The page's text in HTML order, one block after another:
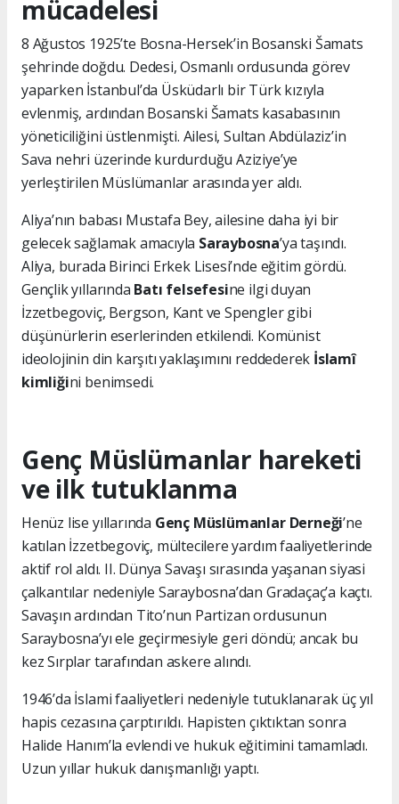
mücadelesi
8 Ağustos 1925’te Bosna-Hersek’in Bosanski Šamats
şehrinde doğdu. Dedesi, Osmanlı ordusunda görev
yaparken İstanbul’da Üsküdarlı bir Türk kızıyla
evlenmiş, ardından Bosanski Šamats kasabasının
yöneticiliğini üstlenmişti. Ailesi, Sultan Abdülaziz’in
Sava nehri üzerinde kurdurduğu Aziziye’ye
yerleştirilen Müslümanlar arasında yer aldı.
Aliya’nın babası Mustafa Bey, ailesine daha iyi bir
gelecek sağlamak amacıyla Saraybosna’ya taşındı.
Aliya, burada Birinci Erkek Lisesi’nde eğitim gördü.
Gençlik yıllarında Batı felsefesine ilgi duyan
İzzetbegoviç, Bergson, Kant ve Spengler gibi
düşünürlerin eserlerinden etkilendi. Komünist
ideolojinin din karşıtı yaklaşımını reddederek İslamî
kimliğini benimsedi.
Genç Müslümanlar hareketi
ve ilk tutuklanma
Henüz lise yıllarında Genç Müslümanlar Derneği’ne
katılan İzzetbegoviç, mültecilere yardım faaliyetlerinde
aktif rol aldı. II. Dünya Savaşı sırasında yaşanan siyasi
çalkantılar nedeniyle Saraybosna’dan Gradaçaç’a kaçtı.
Savaşın ardından Tito’nun Partizan ordusunun
Saraybosna’yı ele geçirmesiyle geri döndü; ancak bu
kez Sırplar tarafından askere alındı.
1946’da İslami faaliyetleri nedeniyle tutuklanarak üç yıl
hapis cezasına çarptırıldı. Hapisten çıktıktan sonra
Halide Hanım’la evlendi ve hukuk eğitimini tamamladı.
Uzun yıllar hukuk danışmanlığı yaptı.